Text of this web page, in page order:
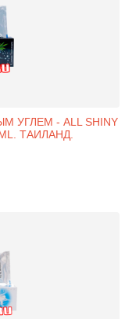
УГЛЕМ - ALL SHINY
ТАИЛАНД.